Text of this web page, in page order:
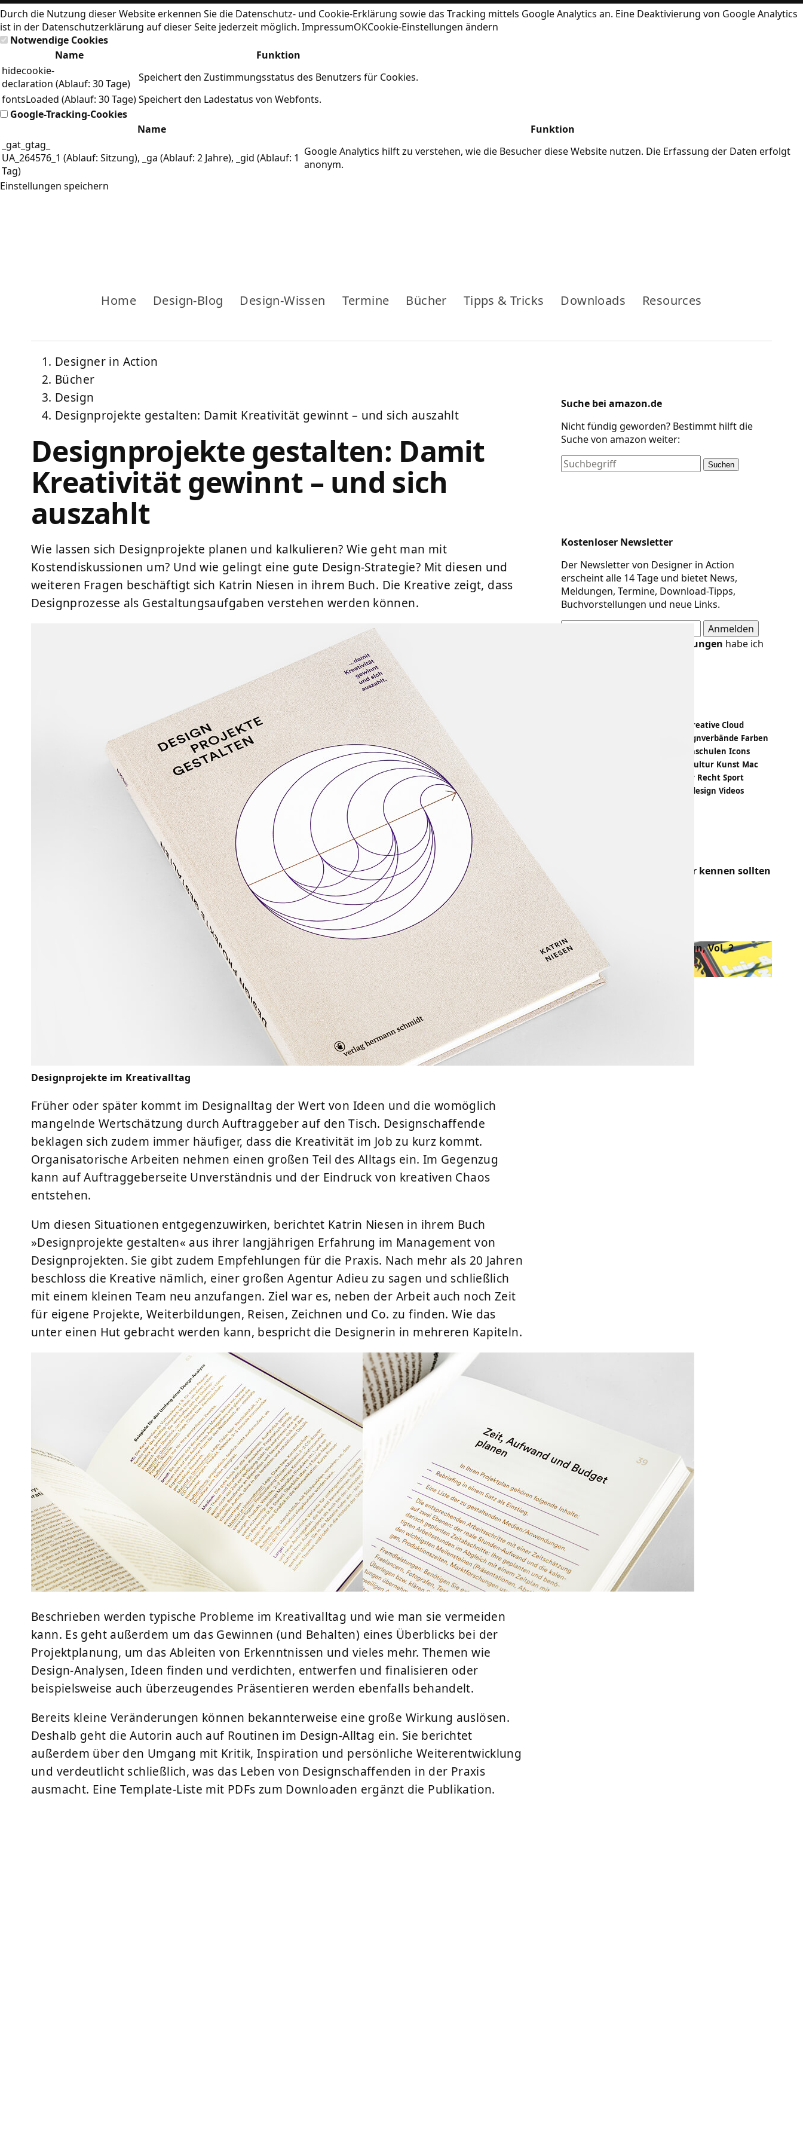
Durch die Nutzung dieser Website erkennen Sie die Datenschutz- und Cookie-Erklärung sowie das Tracking mittels Google Analytics an. Eine Deaktivierung von Google Analytics
ist in der Datenschutzerklärung auf dieser Seite jederzeit möglich. ImpressumOKCookie-Einstellungen ändern
Notwendige Cookies
Name
Funktion
hidecookie-
declaration (Ablauf: 30 Tage)
Speichert den Zustimmungsstatus des Benutzers für Cookies.
fontsLoaded (Ablauf: 30 Tage)Speichert den Ladestatus von Webfonts.
Google-Tracking-Cookies
Name
Funktion
_gat_gtag_
UA_264576_1 (Ablauf: Sitzung), _ga (Ablauf: 2 Jahre), _gid (Ablauf: 1
Tag)
Google Analytics hilft zu verstehen, wie die Besucher diese Website nutzen. Die Erfassung der Daten erfolgt
anonym.
Einstellungen speichern
Home Design-Blog Design-Wissen Termine Bücher Tipps & Tricks Downloads Resources
Designer in Action
Bücher
Design
Designprojekte gestalten: Damit Kreativität gewinnt – und sich auszahlt
Designprojekte gestalten: Damit
Kreativität gewinnt – und sich
auszahlt
Wie lassen sich Designprojekte planen und kalkulieren? Wie geht man mit
Kostendiskussionen um? Und wie gelingt eine gute Design-Strategie? Mit diesen und
weiteren Fragen beschäftigt sich Katrin Niesen in ihrem Buch. Die Kreative zeigt, dass
Designprozesse als Gestaltungsaufgaben verstehen werden können.
Designprojekte im Kreativalltag
Früher oder später kommt im Designalltag der Wert von Ideen und die womöglich
mangelnde Wertschätzung durch Auftraggeber auf den Tisch. Designschaffende
beklagen sich zudem immer häufiger, dass die Kreativität im Job zu kurz kommt.
Organisatorische Arbeiten nehmen einen großen Teil des Alltags ein. Im Gegenzug
kann auf Auftraggeberseite Unverständnis und der Eindruck von kreativen Chaos
entstehen.
Um diesen Situationen entgegenzuwirken, berichtet Katrin Niesen in ihrem Buch
»Designprojekte gestalten« aus ihrer langjährigen Erfahrung im Management von
Designprojekten. Sie gibt zudem Empfehlungen für die Praxis. Nach mehr als 20 Jahren
beschloss die Kreative nämlich, einer großen Agentur Adieu zu sagen und schließlich
mit einem kleinen Team neu anzufangen. Ziel war es, neben der Arbeit auch noch Zeit
für eigene Projekte, Weiterbildungen, Reisen, Zeichnen und Co. zu finden. Wie das
unter einen Hut gebracht werden kann, bespricht die Designerin in mehreren Kapiteln.
Beschrieben werden typische Probleme im Kreativalltag und wie man sie vermeiden
kann. Es geht außerdem um das Gewinnen (und Behalten) eines Überblicks bei der
Projektplanung, um das Ableiten von Erkenntnissen und vieles mehr. Themen wie
Design-Analysen, Ideen finden und verdichten, entwerfen und finalisieren oder
beispielsweise auch überzeugendes Präsentieren werden ebenfalls behandelt.
Bereits kleine Veränderungen können bekannterweise eine große Wirkung auslösen.
Deshalb geht die Autorin auch auf Routinen im Design-Alltag ein. Sie berichtet
außerdem über den Umgang mit Kritik, Inspiration und persönliche Weiterentwicklung
und verdeutlicht schließlich, was das Leben von Designschaffenden in der Praxis
ausmacht. Eine Template-Liste mit PDFs zum Downloaden ergänzt die Publikation.
Suche bei amazon.de
Nicht fündig geworden? Bestimmt hilft die
Suche von amazon weiter:
Suchen
Kostenloser Newsletter
Der Newsletter von Designer in Action
erscheint alle 14 Tage und bietet News,
Meldungen, Termine, Download-Tipps,
Buchvorstellungen und neue Links.
Datenschutzbestimmungen habe ich
Creative Cloud
Designverbände Farben
Hochschulen Icons
Kultur Kunst Mac
Poster Recht Sport
Typedesign Videos
100 Bücher, die alle Designer kennen sollten
13392 Views
The History of Graphic Design, Vol. 2
8861 Views